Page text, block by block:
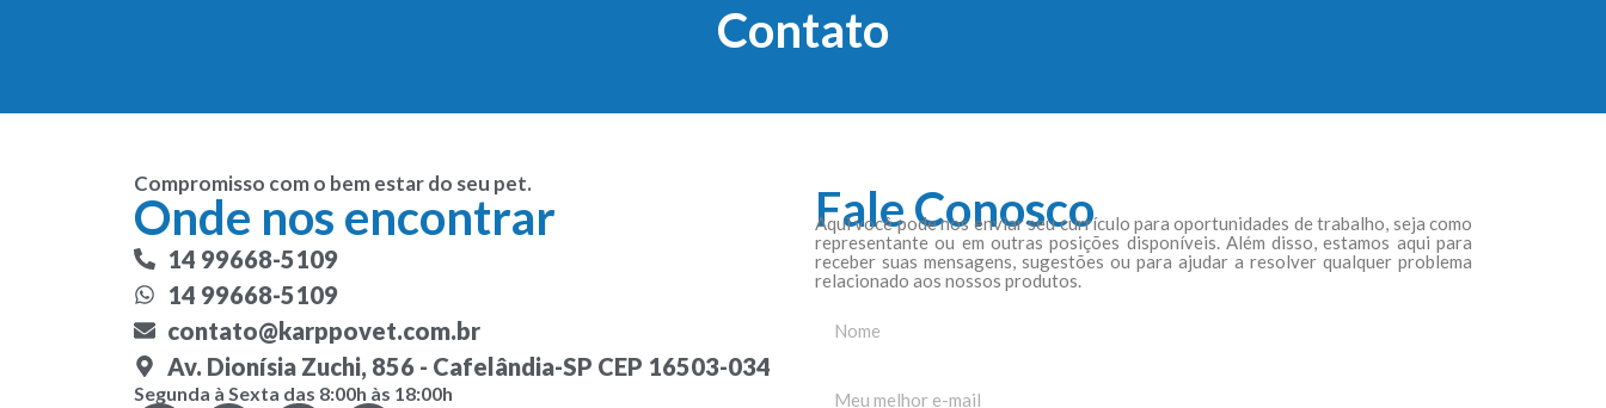
Contato
Compromisso com o bem estar do seu pet.
Onde nos encontrar
14 99668-5109
14 99668-5109
contato@karppovet.com.br
Av. Dionísia Zuchi, 856 - Cafelândia-SP CEP 16503-034
Segunda à Sexta das 8:00h às 18:00h
Fale Conosco
Aqui você pode nos enviar seu currículo para oportunidades de trabalho, seja como
representante ou em outras posições disponíveis. Além disso, estamos aqui para
receber suas mensagens, sugestões ou para ajudar a resolver qualquer problema
relacionado aos nossos produtos.